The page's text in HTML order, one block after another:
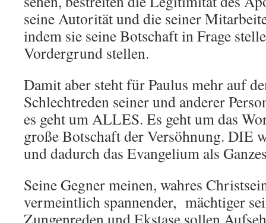
seine Autorität und die seiner
indem sie seine Botschaft in Frage
Vordergrund stellen.
Damit aber steht für Paulus mehr auf
Schlechtreden seiner und anderer
es geht um ALLES. Es geht um das
große Botschaft der Versöhnung. DIE
und dadurch das Evangelium als
Seine Gegner meinen, wahres
vermeintlich spannender, mächtiger
Zungenreden und Ekstase sollen